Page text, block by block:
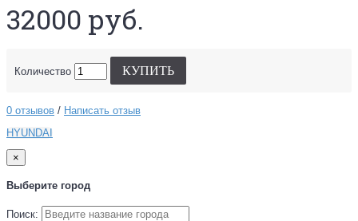
32000 руб.
Количество КУПИТЬ
0 отзывов / Написать отзыв
HYUNDAI
×
Выберите город
Поиск: